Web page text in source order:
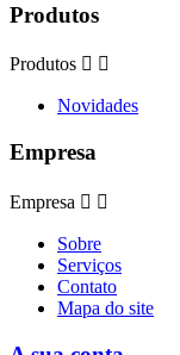
Produtos
Produtos  
Novidades
Empresa
Empresa  
Sobre
Serviços
Contato
Mapa do site